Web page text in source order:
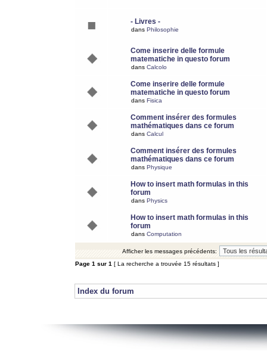
- Livres -
dans Philosophie
Come inserire delle formule
matematiche in questo forum
dans Calcolo
Come inserire delle formule
matematiche in questo forum
dans Fisica
Comment insérer des formules
mathématiques dans ce forum
dans Calcul
Comment insérer des formules
mathématiques dans ce forum
dans Physique
How to insert math formulas in this
forum
dans Physics
How to insert math formulas in this
forum
dans Computation
Afficher les messages précédents:
Page 1 sur 1 [ La recherche a trouvée 15 résultats ]
Index du forum